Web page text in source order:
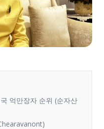
억만장자 순위 (순자산